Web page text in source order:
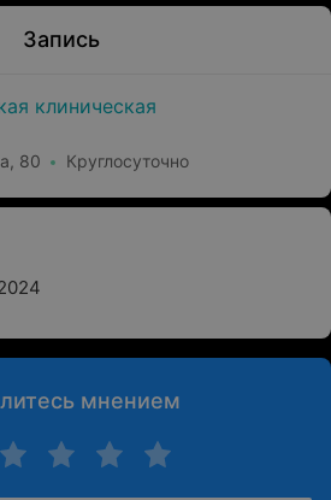
Запись
клиническая
80 Круглосуточно
мнением